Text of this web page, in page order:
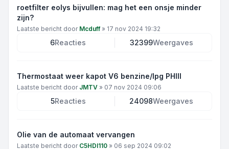
roetfilter eolys bijvullen: mag het een onsje minder
zijn?
Laatste bericht door Mcduff» 17 nov 2024 19:32
6Reacties 32399Weergaves
Thermostaat weer kapot V6 benzine/lpg PHIII
Laatste bericht door JMTV » 07 nov 2024 09:06
5Reacties 24098Weergaves
Olie van de automaat vervangen
Laatste bericht door C5HDI110 » 06 sep 2024 09:02